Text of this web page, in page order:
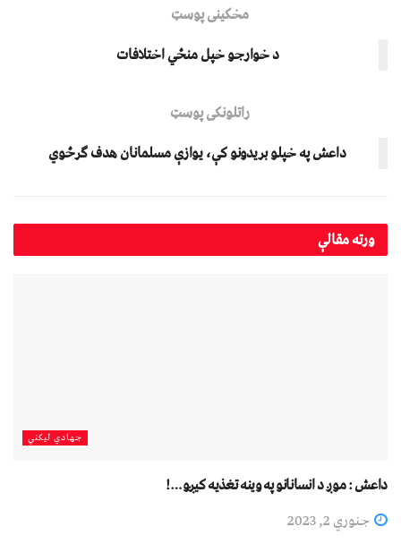
مخکینی پوسټ
د خوارجو خپل منځي اختلافات
راتلونکی پوسټ
داعش په خپلو بریدونو کې، یوازې مسلمانان هدف ګرځوي
ورتهمقالې
جهادي لیکني
داعش : موږ د انسانانو په وينه تغذیه کيږو…!
جنوري 2, 2023